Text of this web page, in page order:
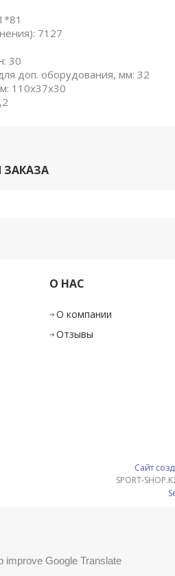
7127
30
доп. оборудования, мм: 32
110х37х30
О НАС
О компании
Отзывы
Сайт
SPORT-
improve Google Translate